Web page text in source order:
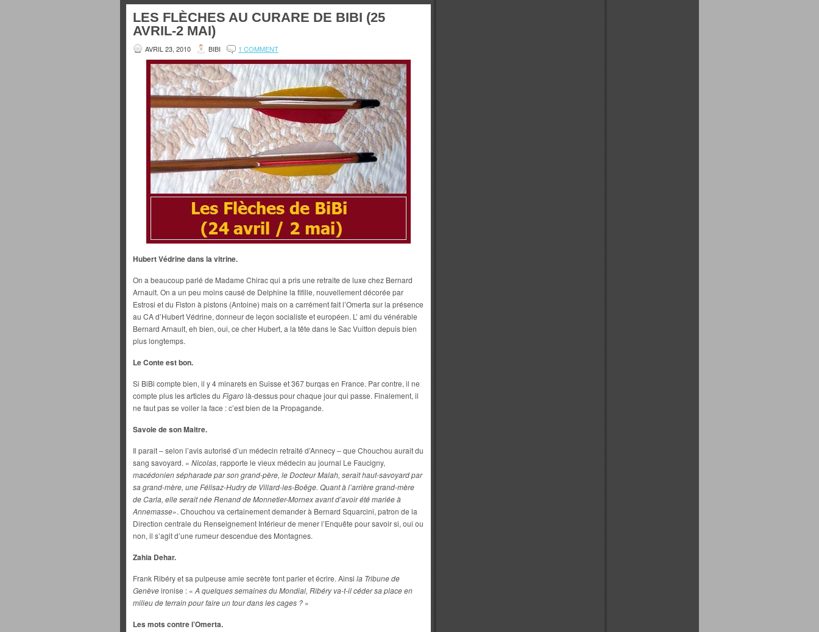
LES FLÈCHES AU CURARE DE BIBI (25
AVRIL-2 MAI)
AVRIL 23, 2010 BIBI 1 COMMENT
Hubert Védrine dans la vitrine.
On a beaucoup parlé de Madame Chirac qui a pris une retraite de luxe chez Bernard
Arnault. On a un peu moins causé de Delphine la fifille, nouvellement décorée par
Estrosi et du Fiston à pistons (Antoine) mais on a carrément fait l’Omerta sur la présence
au CA d’Hubert Védrine, donneur de leçon socialiste et européen. L’ ami du vénérable
Bernard Arnault, eh bien, oui, ce cher Hubert, a la tête dans le Sac Vuitton depuis bien
plus longtemps.
Le Conte est bon.
Si BiBi compte bien, il y 4 minarets en Suisse et 367 burqas en France. Par contre, il ne
compte plus les articles du Figarolà-dessus pour chaque jour qui passe. Finalement, il
ne faut pas se voiler la face : c’est bien de la Propagande.
Savoie de son Maitre.
Il parait – selon l’avis autorisé d’un médecin retraité d’Annecy – que Chouchou aurait du
sang savoyard. « Nicolas, rapporte le vieux médecin au journal Le Faucigny,
macédonien sépharade par son grand-père, le Docteur Malah, serait haut-savoyard par
sa grand-mère, une Félisaz-Hudry de Villard-les-Boëge. Quant à l’arrière grand-mère
de Carla, elle serait née Renand de Monnetier-Mornex avant d’avoir été mariée à
Annemasse». Chouchou va certainement demander à Bernard Squarcini, patron de la
Direction centrale du Renseignement Intérieur de mener l’Enquête pour savoir si, oui ou
non, il s’agit d’une rumeur descendue des Montagnes.
Zahia Dehar.
Frank Ribéry et sa pulpeuse amie secrète font parler et écrire. Ainsi la Tribune de
Genèveironise : « A quelques semaines du Mondial, Ribéry va-t-il céder sa place en
milieu de terrain pour faire un tour dans les cages ? »
Les mots contre l’Omerta.